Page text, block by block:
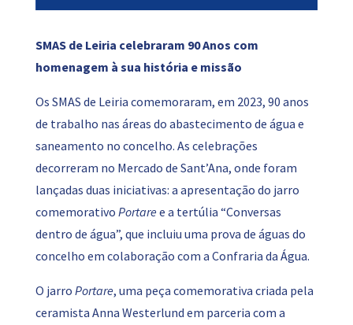
SMAS de Leiria celebraram 90 Anos com
homenagem à sua história e missão
Os SMAS de Leiria comemoraram, em 2023, 90 anos
de trabalho nas áreas do abastecimento de água e
saneamento no concelho. As celebrações
decorreram no Mercado de Sant’Ana, onde foram
lançadas duas iniciativas: a apresentação do jarro
comemorativo Portaree a tertúlia “Conversas
dentro de água”, que incluiu uma prova de águas do
concelho em colaboração com a Confraria da Água.
O jarro Portare, uma peça comemorativa criada pela
ceramista Anna Westerlund em parceria com a